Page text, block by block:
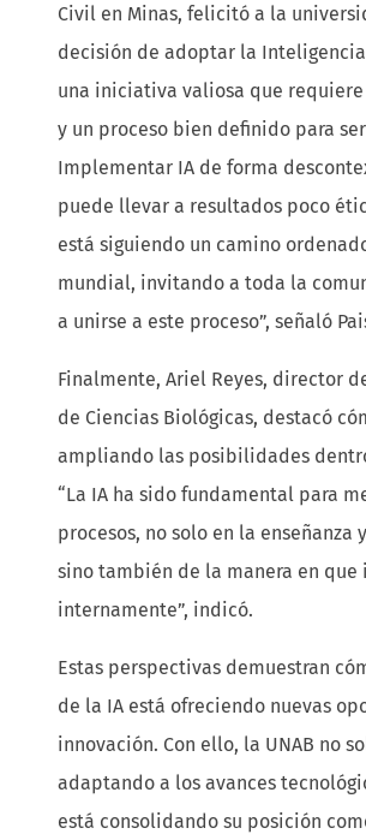
Civil en Minas, felicitó a la
decisión de adoptar la
una iniciativa valiosa que
y un proceso bien definido para
Implementar IA de forma
puede llevar a resultados poco
está siguiendo un camino
mundial, invitando a toda la
a unirse a este proceso”, señaló
Finalmente, Ariel Reyes, director
de Ciencias Biológicas, destacó
ampliando las posibilidades
“La IA ha sido fundamental para
procesos, no solo en la enseñanza
sino también de la manera en que
internamente”, indicó.
Estas perspectivas demuestran
de la IA está ofreciendo nuevas
innovación. Con ello, la UNAB no
adaptando a los avances
está consolidando su posición